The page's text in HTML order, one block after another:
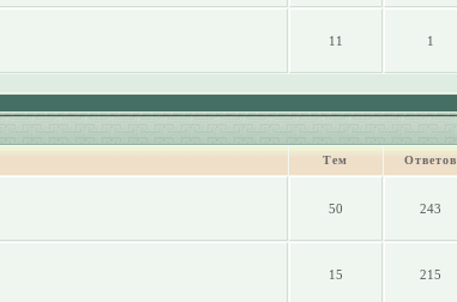
11 1
Тем Ответов
50 243
15 215